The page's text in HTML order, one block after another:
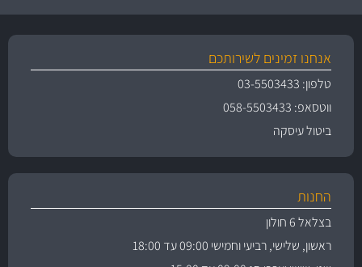
אנחנו זמינים לשירותכם
טלפון: 03-5503433
ווטסאפ: 058-5503433
ביטול עיסקה
החנות
בצלאל 6 חולון
ראשון, שלישי, רביעי וחמישי 09:00 עד 18:00